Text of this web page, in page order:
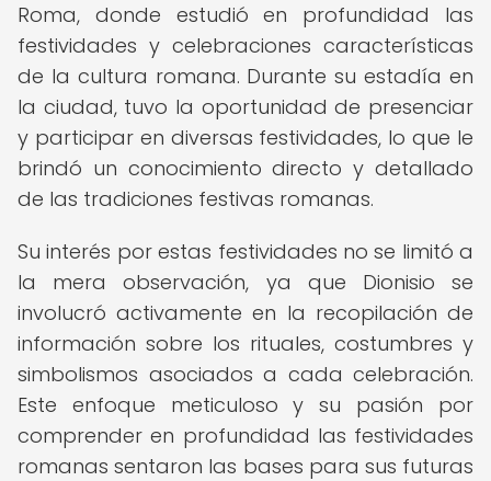
Roma, donde estudió en profundidad las
festividades y celebraciones características
de la cultura romana. Durante su estadía en
la ciudad, tuvo la oportunidad de presenciar
y participar en diversas festividades, lo que le
brindó un conocimiento directo y detallado
de las tradiciones festivas romanas.
Su interés por estas festividades no se limitó a
la mera observación, ya que Dionisio se
involucró activamente en la recopilación de
información sobre los rituales, costumbres y
simbolismos asociados a cada celebración.
Este enfoque meticuloso y su pasión por
comprender en profundidad las festividades
romanas sentaron las bases para sus futuras